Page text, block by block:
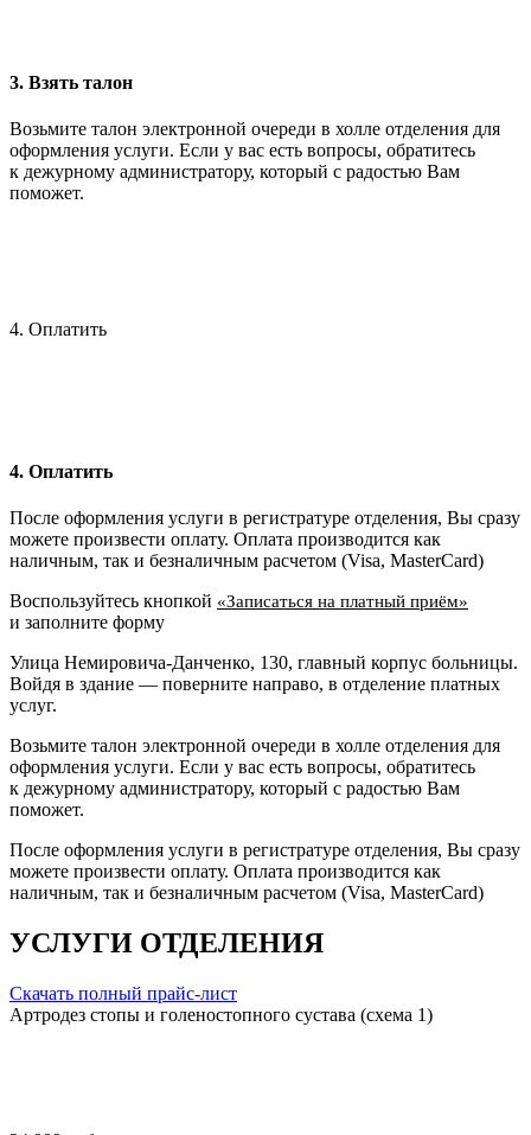
3. Взять талон
Возьмите талон электронной очереди в холле отделения для
оформления услуги. Если у вас есть вопросы, обратитесь
к дежурному администратору, который с радостью Вам
поможет.
4. Оплатить
4. Оплатить
После оформления услуги в регистратуре отделения, Вы сразу
можете произвести оплату. Оплата производится как
наличным, так и безналичным расчетом (Visa, MasterCard)
Воспользуйтесь кнопкой «Записаться на платный приём»
и заполните форму
Улица Немировича-Данченко, 130, главный корпус больницы.
Войдя в здание — поверните направо, в отделение платных
услуг.
Возьмите талон электронной очереди в холле отделения для
оформления услуги. Если у вас есть вопросы, обратитесь
к дежурному администратору, который с радостью Вам
поможет.
После оформления услуги в регистратуре отделения, Вы сразу
можете произвести оплату. Оплата производится как
наличным, так и безналичным расчетом (Visa, MasterCard)
УСЛУГИ ОТДЕЛЕНИЯ
Скачать полный прайс-лист
Артродез стопы и голеностопного сустава (схема 1)